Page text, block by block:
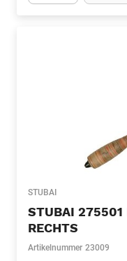
STUBAI
STUBAI 275501
RECHTS
Artikelnummer 23009